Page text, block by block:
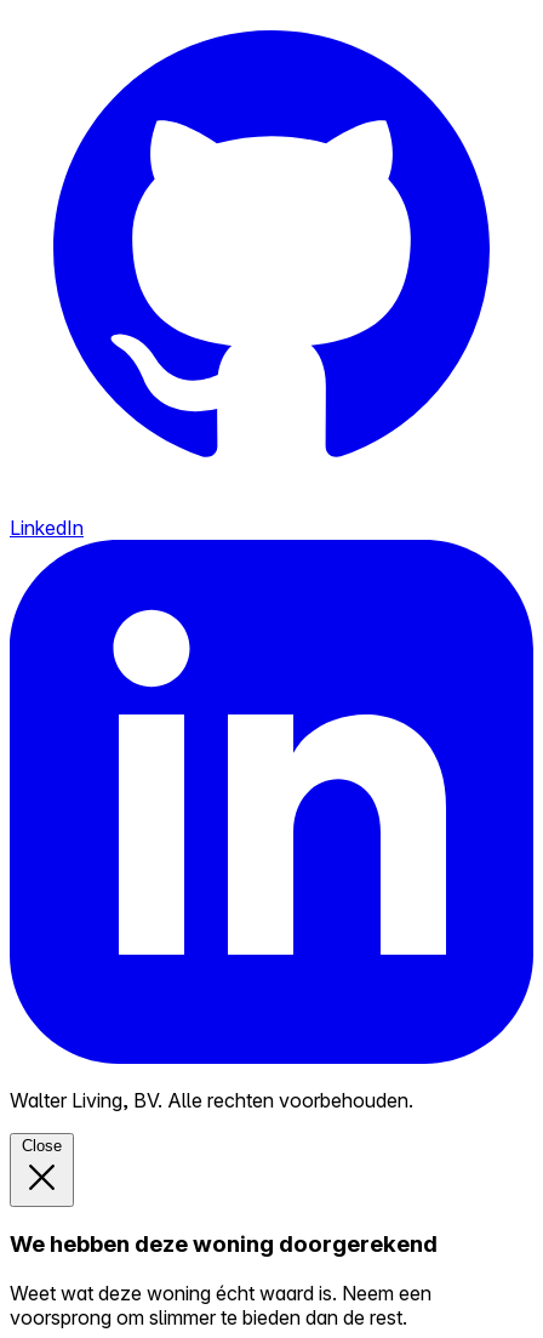
LinkedIn
Walter Living, BV. Alle rechten voorbehouden.
Close
We hebben deze woning doorgerekend
Weet wat deze woning écht waard is. Neem een
voorsprong om slimmer te bieden dan de rest.